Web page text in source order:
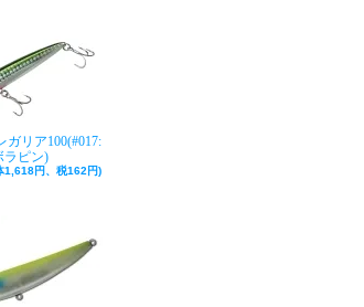
ガリア100(#017:
ラピン)
1,618円、税162円)